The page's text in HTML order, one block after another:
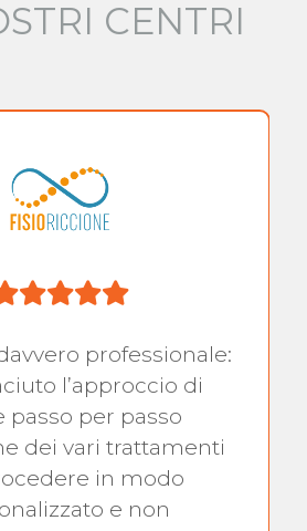
CENTRI
professionale:
l’approccio di
passo per passo
dei vari trattamenti
in modo
e non